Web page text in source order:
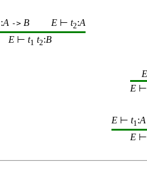
:A -> B E ⊢ t2:A
E ⊢ t1 t2:B
E
E⊢
E ⊢ t1 :A
E